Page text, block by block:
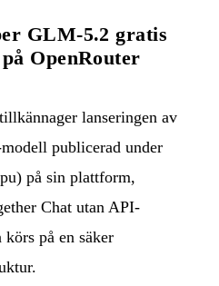
GLM-5.2 gratis
OpenRouter
lanseringen av
publicerad under
på sin plattform,
Chat utan API-
på en säker